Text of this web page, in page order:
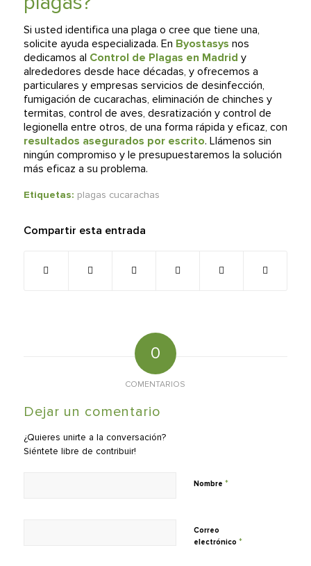
Si usted identifica una plaga o cree que tiene una,
solicite ayuda especializada. En Byostasys nos
dedicamos al Control de Plagas en Madrid y
alrededores desde hace décadas, y ofrecemos a
particulares y empresas servicios de desinfección,
fumigación de cucarachas, eliminación de chinches y
termitas, control de aves, desratización y control de
legionella entre otros, de una forma rápida y eficaz, con
resultados asegurados por escrito. Llámenos sin
ningún compromiso y le presupuestaremos la solución
más eficaz a su problema.
Etiquetas: plagas cucarachas
Compartir esta entrada
0
COMENTARIOS
Dejar un comentario
¿Quieres unirte a la conversación?
Siéntete libre de contribuir!
Nombre *
Correo
electrónico *